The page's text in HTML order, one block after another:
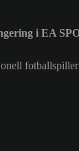
i EA